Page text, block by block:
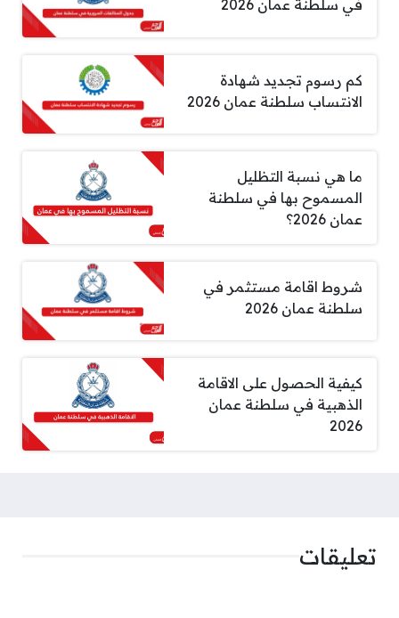
في سلطنة عمان 2026
كم رسوم تجديد شهادة
الانتساب سلطنة عمان 2026
ما هي نسبة التظليل
المسموح بها في سلطنة
عمان 2026؟
شروط اقامة مستثمر في
سلطنة عمان 2026
كيفية الحصول على الاقامة
الذهبية في سلطنة عمان
2026
تعليقات